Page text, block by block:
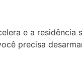
e a residência
precisa